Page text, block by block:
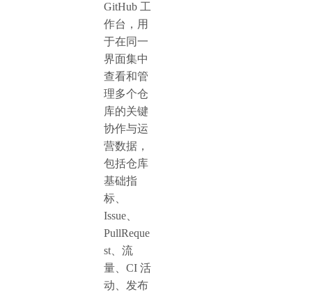
GitHub 工
作台，用
于在同一
界面集中
查看和管
理多个仓
库的关键
协作与运
营数据，
包括仓库
基础指
标、
Issue、
PullReque
st、流
量、CI 活
动、发布